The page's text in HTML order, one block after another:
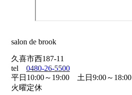
salon de brook
久喜市西187-11
tel 0480-26-5500
平日10:00～19:00 土日9:00～18:00
火曜定休